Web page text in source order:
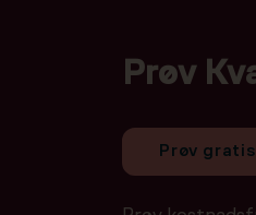
Prøv
Prøv gratis